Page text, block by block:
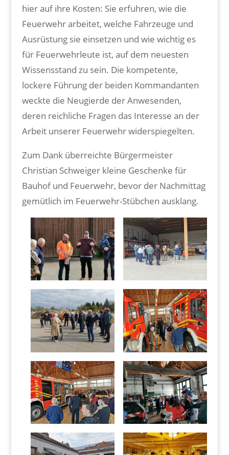
hier auf ihre Kosten: Sie erfuhren, wie die
Feuerwehr arbeitet, welche Fahrzeuge und
Ausrüstung sie einsetzen und wie wichtig es
für Feuerwehrleute ist, auf dem neuesten
Wissensstand zu sein. Die kompetente,
lockere Führung der beiden Kommandanten
weckte die Neugierde der Anwesenden,
deren reichliche Fragen das Interesse an der
Arbeit unserer Feuerwehr widerspiegelten.
Zum Dank überreichte Bürgermeister
Christian Schweiger kleine Geschenke für
Bauhof und Feuerwehr, bevor der Nachmittag
gemütlich im Feuerwehr-Stübchen ausklang.